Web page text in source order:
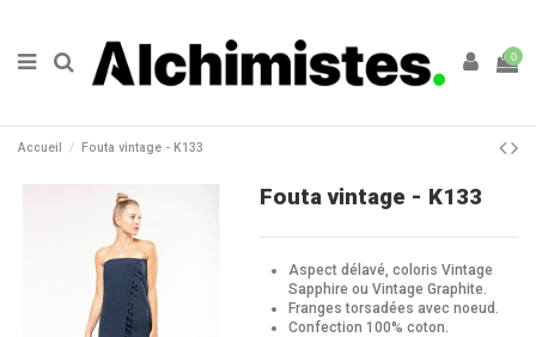
0
Accueil Fouta vintage - K133
Fouta vintage - K133
Aspect délavé, coloris Vintage
Sapphire ou Vintage Graphite.
Franges torsadées avec noeud.
Confection 100% coton.